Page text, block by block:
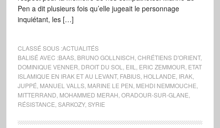
Pen a dit plusieurs fois qu’elle jugeait le personnage
inquiétant, les […]
CLASSÉ SOUS :ACTUALITÉS
BALISÉ AVEC :BAAS, BRUNO GOLLNISCH CHRÉTIENS D'ORIENT,
DOMINIQUE VENNER DROIT DU SOL EIIL ERIC ZEMMOUR ETAT
ISLAMIQUE EN IRAK ET AU LEVANT, FABIUS, HOLLANDE IRAK,
JUPPÉ MANUEL VALLS, MARINE LE PEN MEHDI NEMMOUCHE
MITTERRAND MOHAMMED MERAH ORADOUR-SUR-GLANE
RÉSISTANCE SARKOZY, SYRIE